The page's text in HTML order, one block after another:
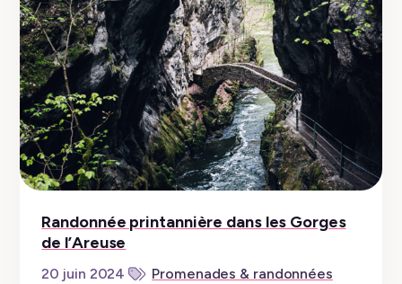
Randonnée printannière dans les Gorges
de l’Areuse
20 juin 2024 Promenades & randonnées